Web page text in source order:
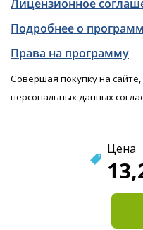
Лицензионное
Подробнее о
Права на программу
Совершая покупку на
персональных данных
Цена